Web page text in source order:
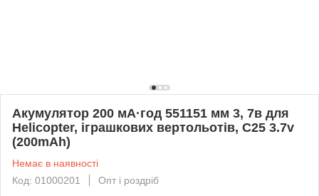
Акумулятор 200 мА·год 551151 мм 3, 7в для
Helicopter, іграшкових вертольотів, C25 3.7v
(200mAh)
Немає в наявності
Код: 01000201
Опт і роздріб